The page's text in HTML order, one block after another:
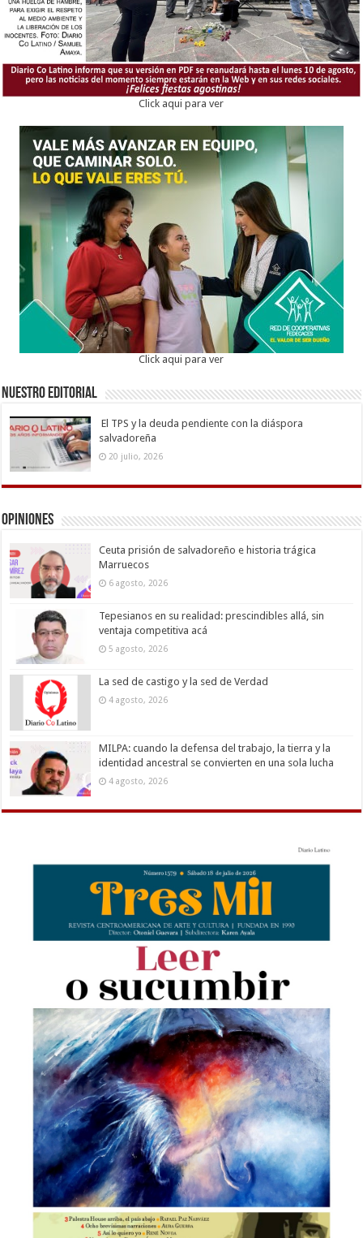
Click aqui para ver
Click aqui para ver
Nuestro Editorial
El TPS y la deuda pendiente con la diáspora
salvadoreña
20 julio, 2026
Opiniones
Ceuta prisión de salvadoreño e historia trágica
Marruecos
6 agosto, 2026
Tepesianos en su realidad: prescindibles allá, sin
ventaja competitiva acá
5 agosto, 2026
La sed de castigo y la sed de Verdad
4 agosto, 2026
MILPA: cuando la defensa del trabajo, la tierra y la
identidad ancestral se convierten en una sola lucha
4 agosto, 2026